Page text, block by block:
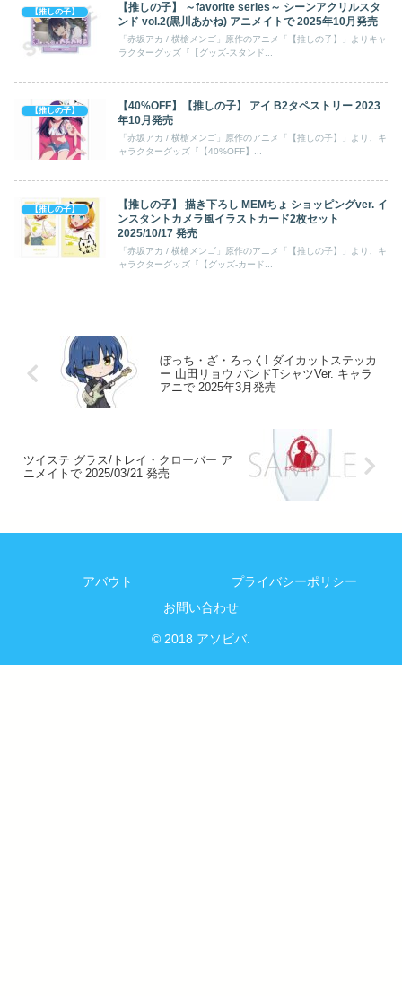
【推しの子】
【推しの子】 ～favorite series～ シーンアクリルスタ
ンド vol.2(黒川あかね) アニメイトで 2025年10月発売
「赤坂アカ / 横槍メンゴ」原作のアニメ「【推しの子】」よりキャ
ラクターグッズ『【グッズ-スタンド...
【推しの子】
【40%OFF】【推しの子】 アイ B2タペストリー 2023
年10月発売
「赤坂アカ / 横槍メンゴ」原作のアニメ「【推しの子】」より、キ
ャラクターグッズ『【40%OFF】...
【推しの子】
【推しの子】 描き下ろし MEMちょ ショッピングver. イ
ンスタントカメラ風イラストカード2枚セット
2025/10/17 発売
「赤坂アカ / 横槍メンゴ」原作のアニメ「【推しの子】」より、キ
ャラクターグッズ『【グッズ-カード...
ぼっち・ざ・ろっく! ダイカットステッカ
ー 山田リョウ バンドTシャツVer. キャラ
アニで 2025年3月発売
ツイステ グラス/トレイ・クローバー ア
ニメイトで 2025/03/21 発売
アバウト
プライバシーポリシー
お問い合わせ
© 2018 アソビバ.